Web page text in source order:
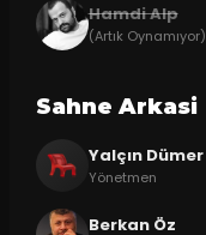
Hamdi Alp
(Artık Oynamıyor)
Sahne Arkasi
Yalçın Dümer
Yönetmen
Berkan Öz